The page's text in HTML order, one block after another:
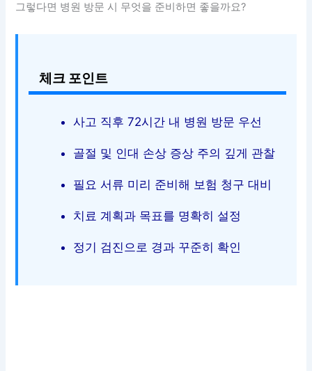
그렇다면 병원 방문 시 무엇을 준비하면 좋을까요?
체크 포인트
사고 직후 72시간 내 병원 방문 우선
골절 및 인대 손상 증상 주의 깊게 관찰
필요 서류 미리 준비해 보험 청구 대비
치료 계획과 목표를 명확히 설정
정기 검진으로 경과 꾸준히 확인